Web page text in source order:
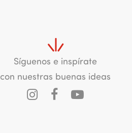
Síguenos e inspírate
con nuestras buenas ideas